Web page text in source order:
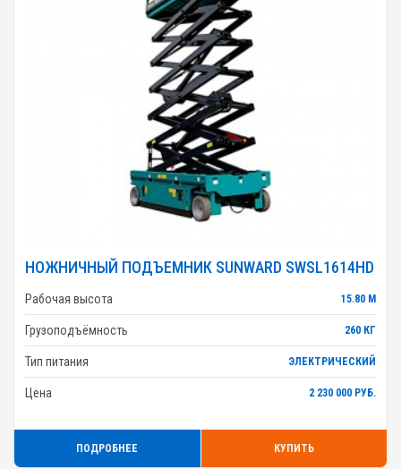
НОЖНИЧНЫЙ ПОДЪЕМНИК SUNWARD SWSL1614HD
Рабочая высота 15.80 М
Грузоподъёмность 260 КГ
Тип питания ЭЛЕКТРИЧЕСКИЙ
Цена 2 230 000 РУБ.
ПОДРОБНЕЕ КУПИТЬ